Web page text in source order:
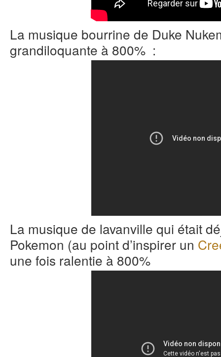
La musique bourrine de Duke
grandiloquante à 800% :
La musique de lavanville qui était
Pokemon (au point d’inspirer un
une fois ralentie à 800%